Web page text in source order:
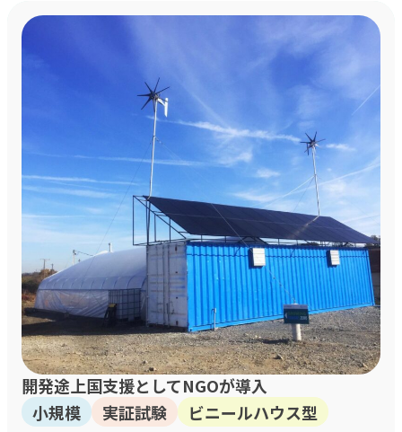
開発途上国支援としてNGOが導入
小規模
実証試験 ビニールハウス型